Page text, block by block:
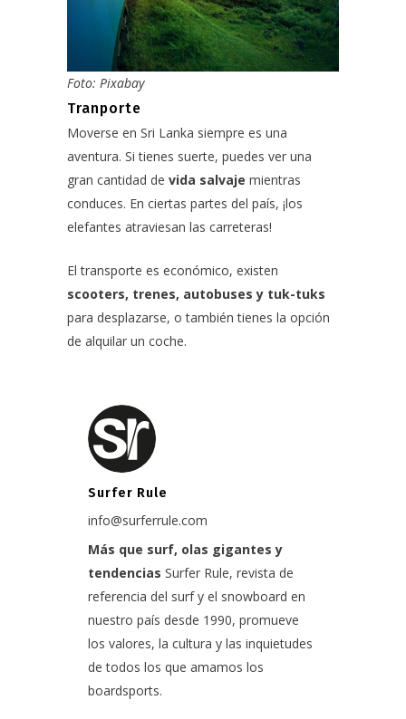
Foto: Pixabay
Tranporte
Moverse en Sri Lanka siempre es una
aventura. Si tienes suerte, puedes ver una
gran cantidad de vida salvaje mientras
conduces. En ciertas partes del país, ¡los
elefantes atraviesan las carreteras!
El transporte es económico, existen
scooters, trenes, autobuses y tuk-tuks
para desplazarse, o también tienes la opción
de alquilar un coche.
Surfer Rule
info@surferrule.com
Más que surf, olas gigantes y
tendencias Surfer Rule, revista de
referencia del surf y el snowboard en
nuestro país desde 1990, promueve
los valores, la cultura y las inquietudes
de todos los que amamos los
boardsports.